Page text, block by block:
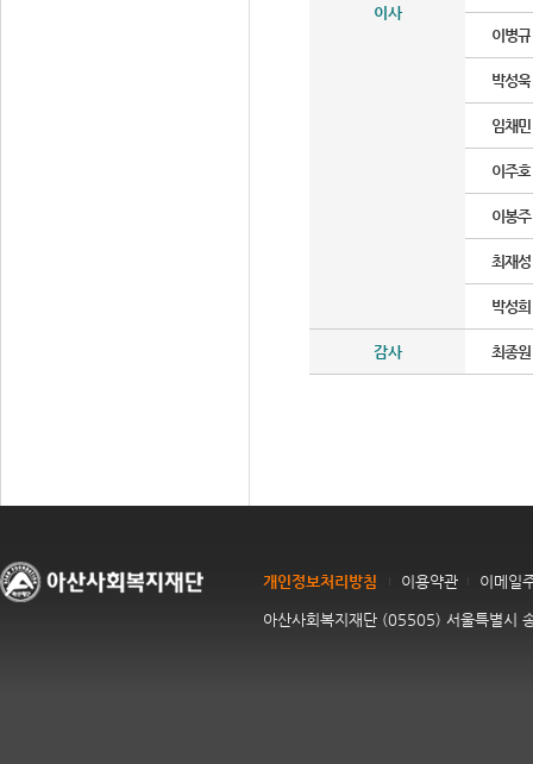
이사
이병규
박성욱
임채민
이주호
이봉주
최재성
박성희
감사 최종원
개인정보처리방침 이용약관 이메일
아산사회복지재단 (05505) 서울특별시